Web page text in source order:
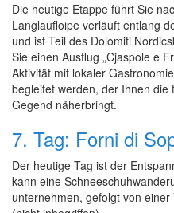
Die heutige Etappe führt Sie
Langlaufloipe verläuft entlang
und ist Teil des Dolomiti
Sie einen Ausflug „Cjaspole e
Aktivität mit lokaler
begleitet werden, der Ihnen
Gegend näherbringt.
7. Tag: Forni di
Der heutige Tag ist der
kann eine
unternehmen, gefolgt von